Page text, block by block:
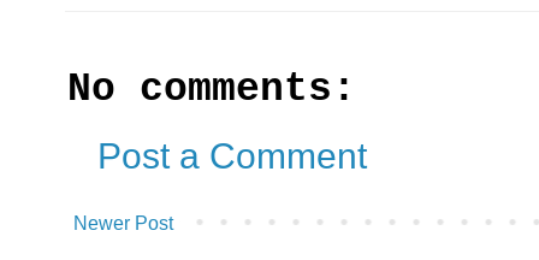
No comments:
Post a Comment
Newer Post